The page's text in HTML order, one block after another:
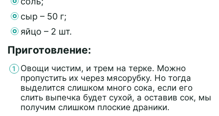
сыр – 50 г;
яйцо – 2 шт.
Приготовление:
Овощи чистим, и трем на терке. Можно
пропустить их через мясорубку. Но тогда
выделится слишком много сока, если его
слить выпечка будет сухой, а оставив сок, мы
получим слишком плоские драники.